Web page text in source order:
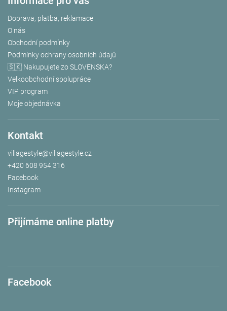
Doprava, platba, reklamace
O nás
Obchodní podmínky
Podmínky ochrany osobních údajů
🇸🇰 Nakupujete zo SLOVENSKA?
Velkoobchodní spolupráce
VIP program
Moje objednávka
Kontakt
villagestyle@villagestyle.cz
+420 608 954 316
Facebook
Instagram
Přijímáme online platby
Facebook